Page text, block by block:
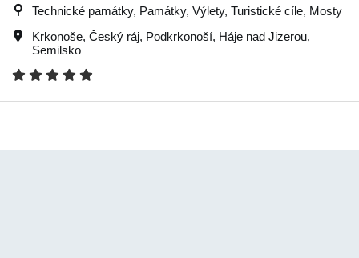
Technické památky, Památky, Výlety, Turistické cíle, Mosty
Krkonoše, Český ráj, Podkrkonoší, Háje nad Jizerou,
Semilsko